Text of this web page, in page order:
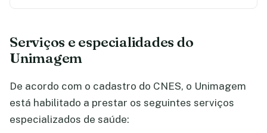
Serviços e especialidades do
Unimagem
De acordo com o cadastro do CNES, o Unimagem
está habilitado a prestar os seguintes serviços
especializados de saúde: